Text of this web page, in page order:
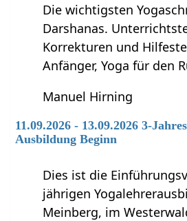
Die wichtigsten
Darshanas.
Korrekturen und
Anfänger, Yoga für den
Manuel Hirning
11.09.2026 - 13.09.2026 3-
Ausbildung Beginn
Dies ist die
jährigen
Meinberg, im